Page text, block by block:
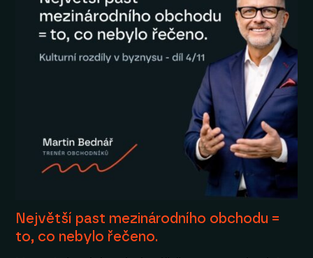
Největší past mezinárodního obchodu =
to, co nebylo řečeno.